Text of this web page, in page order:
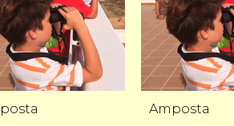
Amposta